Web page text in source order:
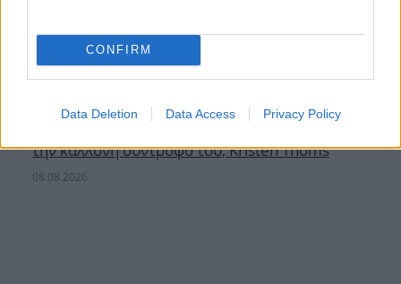
CONFIRM
Data Deletion Data Access Privacy Policy
την καλλονή σύντροφό του, Kristen Thoms
08.08.2026